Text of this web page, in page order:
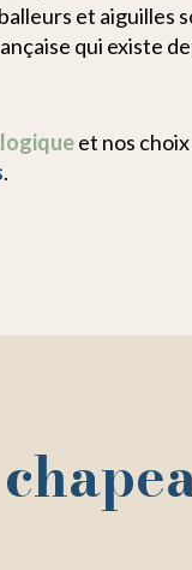
et aiguilles
qui existe
et nos
.